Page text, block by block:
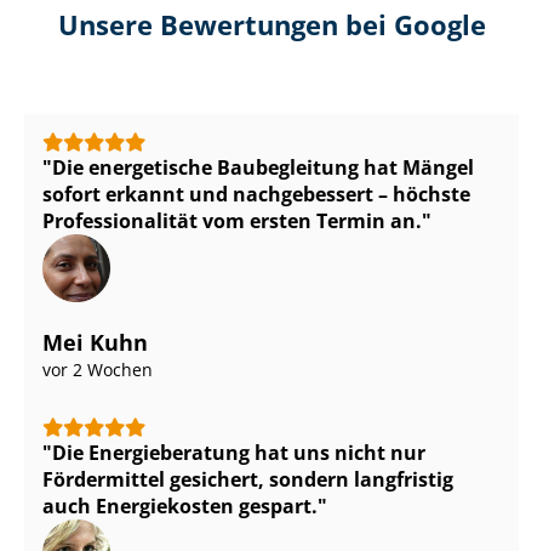
Unsere Bewertungen bei Google
Die energetische Baubegleitung hat Mängel
sofort erkannt und nachgebessert – höchste
Pro­fes­sio­na­li­tät vom ersten Termin an.
Mei Kuhn
vor 2 Wochen
Die Energieberatung hat uns nicht nur
Fördermittel gesichert, sondern langfristig
auch Energiekosten gespart.